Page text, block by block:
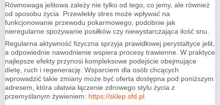
Równowaga jelitowa zależy nie tylko od tego, co jemy, ale również
od sposobu życia. Przewlekły stres może wpływać na
funkcjonowanie przewodu pokarmowego, podobnie jak
nieregularne spożywanie posiłków czy niewystarczająca ilość snu.
Regularna aktywność fizyczna sprzyja prawidłowej perystaltyce jelit,
a odpowiednie nawodnienie wspiera procesy trawienne. W praktyce
najlepsze efekty przynosi kompleksowe podejście obejmujące
dietę, ruch i regenerację. Wsparciem dla osób chcących
wprowadzić takie zmiany może być oferta dostępna pod poniższym
adresem, która ułatwia łączenie zdrowego stylu życia z
przemyślanym żywieniem: https://sklep.sfd.pl